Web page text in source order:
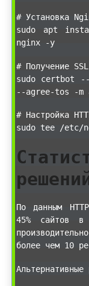
# Установка
sudo apt
nginx -y
# Получение
sudo certbot --
--agree-tos -m
# Настройка
sudo tee /etc/
По данным
45% сайтов в
более чем 10